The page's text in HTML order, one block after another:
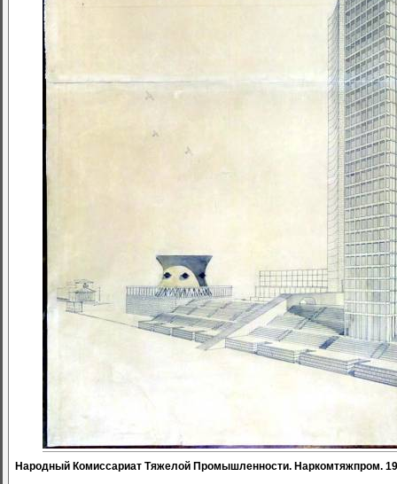
Народный Комиссариат Тяжелой Промышленности. Наркомтяжпром.